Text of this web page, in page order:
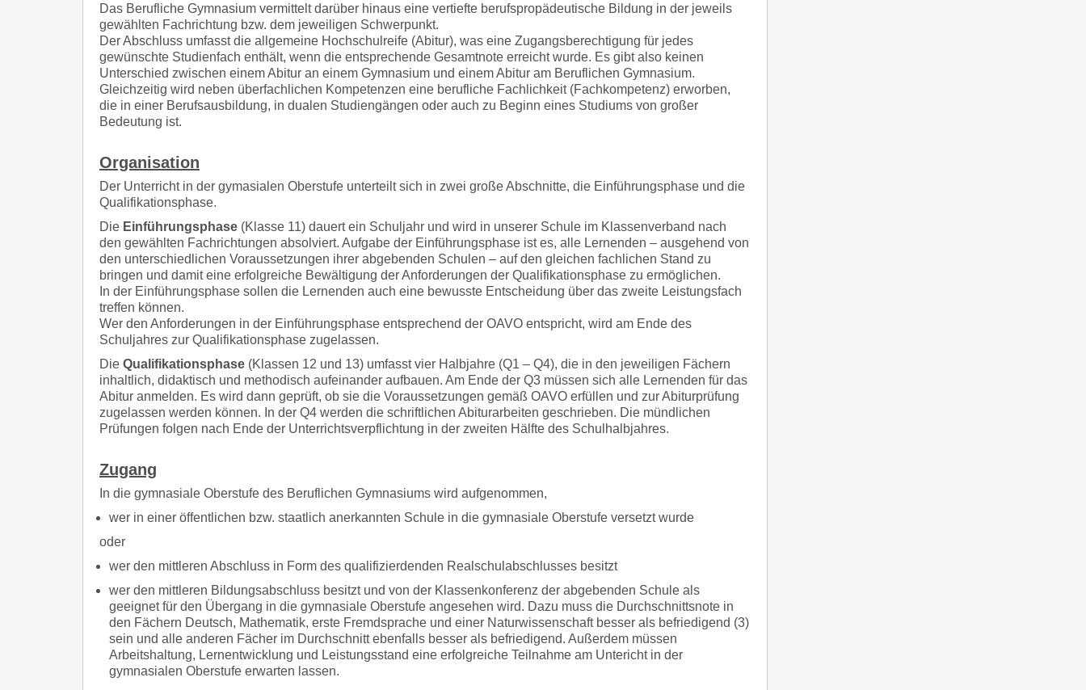
Das Berufliche Gymnasium vermittelt darüber hinaus eine vertiefte berufspropädeutische Bildung in der jeweils
gewählten Fachrichtung bzw. dem jeweiligen Schwerpunkt.
Der Abschluss umfasst die allgemeine Hochschulreife (Abitur), was eine Zugangsberechtigung für jedes
gewünschte Studienfach enthält, wenn die entsprechende Gesamtnote erreicht wurde. Es gibt also keinen
Unterschied zwischen einem Abitur an einem Gymnasium und einem Abitur am Beruflichen Gymnasium.
Gleichzeitig wird neben überfachlichen Kompetenzen eine berufliche Fachlichkeit (Fachkompetenz) erworben,
die in einer Berufsausbildung, in dualen Studiengängen oder auch zu Beginn eines Studiums von großer
Bedeutung ist.
Organisation
Der Unterricht in der gymasialen Oberstufe unterteilt sich in zwei große Abschnitte, die Einführungsphase und die
Qualifikationsphase.
Die Einführungsphase (Klasse 11) dauert ein Schuljahr und wird in unserer Schule im Klassenverband nach
den gewählten Fachrichtungen absolviert. Aufgabe der Einführungsphase ist es, alle Lernenden – ausgehend von
den unterschiedlichen Voraussetzungen ihrer abgebenden Schulen – auf den gleichen fachlichen Stand zu
bringen und damit eine erfolgreiche Bewältigung der Anforderungen der Qualifikationsphase zu ermöglichen.
In der Einführungsphase sollen die Lernenden auch eine bewusste Entscheidung über das zweite Leistungsfach
treffen können.
Wer den Anforderungen in der Einführungsphase entsprechend der OAVO entspricht, wird am Ende des
Schuljahres zur Qualifikationsphase zugelassen.
Die Qualifikationsphase (Klassen 12 und 13) umfasst vier Halbjahre (Q1 – Q4), die in den jeweiligen Fächern
inhaltlich, didaktisch und methodisch aufeinander aufbauen. Am Ende der Q3 müssen sich alle Lernenden für das
Abitur anmelden. Es wird dann geprüft, ob sie die Voraussetzungen gemäß OAVO erfüllen und zur Abiturprüfung
zugelassen werden können. In der Q4 werden die schriftlichen Abiturarbeiten geschrieben. Die mündlichen
Prüfungen folgen nach Ende der Unterrichtsverpflichtung in der zweiten Hälfte des Schulhalbjahres.
Zugang
In die gymnasiale Oberstufe des Beruflichen Gymnasiums wird aufgenommen,
wer in einer öffentlichen bzw. staatlich anerkannten Schule in die gymnasiale Oberstufe versetzt wurde
oder
wer den mittleren Abschluss in Form des qualifizierdenden Realschulabschlusses besitzt
wer den mittleren Bildungsabschluss besitzt und von der Klassenkonferenz der abgebenden Schule als
geeignet für den Übergang in die gymnasiale Oberstufe angesehen wird. Dazu muss die Durchschnittsnote in
den Fächern Deutsch, Mathematik, erste Fremdsprache und einer Naturwissenschaft besser als befriedigend (3)
sein und alle anderen Fächer im Durchschnitt ebenfalls besser als befriedigend. Außerdem müssen
Arbeitshaltung, Lernentwicklung und Leistungsstand eine erfolgreiche Teilnahme am Untericht in der
gymnasialen Oberstufe erwarten lassen.